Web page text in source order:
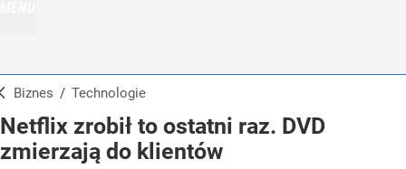
Biznes / Technologie
Netflix zrobił to ostatni raz. DVD
zmierzają do klientów